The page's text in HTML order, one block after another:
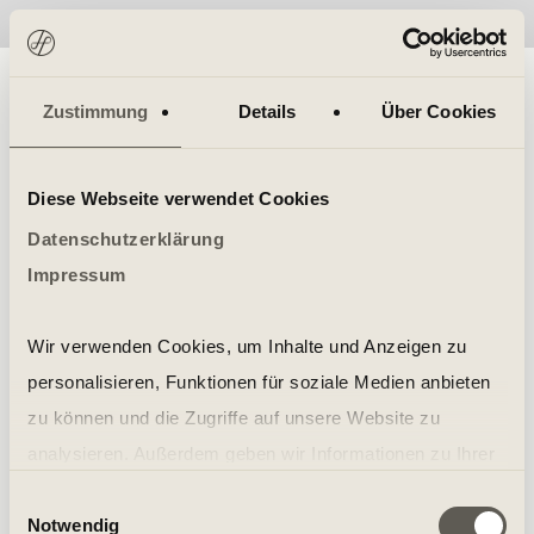
Zustimmung Details Über Cookies
Diese Webseite verwendet Cookies
Datenschutzerklärung
Impressum
Wir verwenden Cookies, um Inhalte und Anzeigen zu
personalisieren, Funktionen für soziale Medien anbieten
zu können und die Zugriffe auf unsere Website zu
soziale Medien, Werbung und Analysen weiter. Unsere
Notwendig